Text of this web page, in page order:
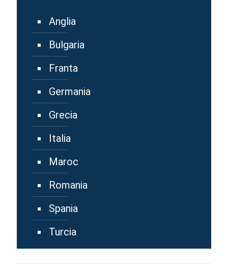
Anglia
Bulgaria
Franta
Germania
Grecia
Italia
Maroc
Romania
Spania
Turcia